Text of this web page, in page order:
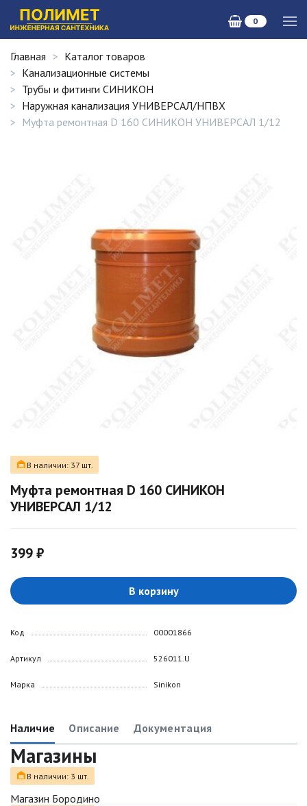
0
Главная
Каталог товаров
Канализационные системы
Трубы и фитинги СИНИКОН
Наружная канализация УНИВЕРСАЛ/НПВХ
Муфта ремонтная D 160 СИНИКОН УНИВЕРСАЛ 1/12
В наличии: 37 шт.
Муфта ремонтная D 160 СИНИКОН
УНИВЕРСАЛ 1/12
399 ₽
В корзину
Код
Артикул
Марка
00001866
526011.U
Sinikon
Наличие Описание Документация
Магазины
В наличии: 3 шт.
Магазин Бородино